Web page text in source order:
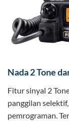
Nada 2 Tone
Fitur sinyal 2
panggilan
pemrograman.